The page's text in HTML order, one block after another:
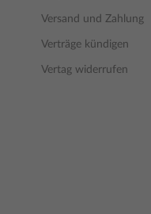
Versand und Zahlung
Verträge kündigen
Vertag widerrufen